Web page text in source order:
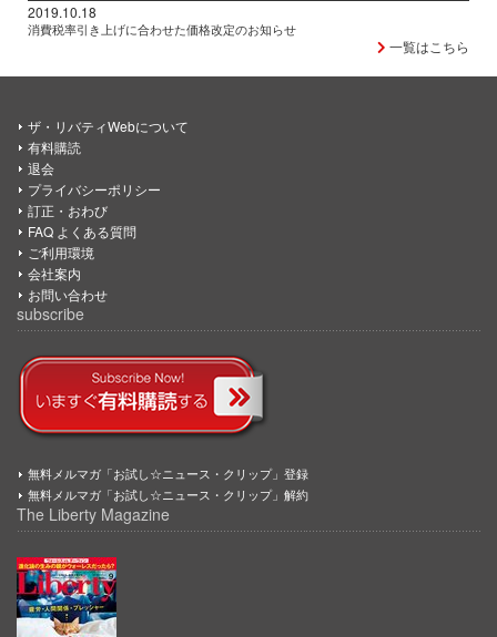
2019.10.18
消費税率引き上げに合わせた価格改定のお知らせ
一覧はこちら
ザ・リバティWebについて
有料購読
退会
プライバシーポリシー
訂正・おわび
FAQ よくある質問
ご利用環境
会社案内
お問い合わせ
subscribe
無料メルマガ「お試し☆ニュース・クリップ」登録
無料メルマガ「お試し☆ニュース・クリップ」解約
The Liberty Magazine